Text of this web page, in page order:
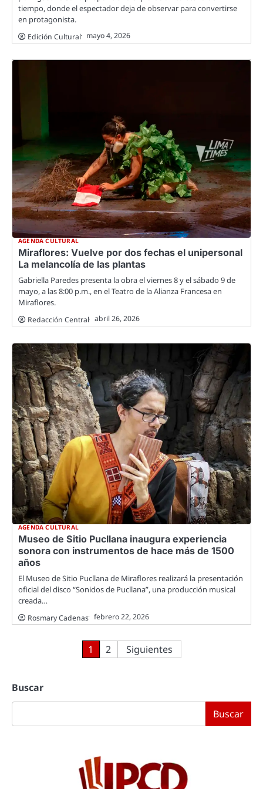
tiempo, donde el espectador deja de observar para convertirse
en protagonista.
Edición Cultural mayo 4, 2026
AGENDA CULTURAL
Miraflores: Vuelve por dos fechas el unipersonal
La melancolía de las plantas
Gabriella Paredes presenta la obra el viernes 8 y el sábado 9 de
mayo, a las 8:00 p.m., en el Teatro de la Alianza Francesa en
Miraflores.
Redacción Central abril 26, 2026
AGENDA CULTURAL
Museo de Sitio Pucllana inaugura experiencia
sonora con instrumentos de hace más de 1500
años
El Museo de Sitio Pucllana de Miraflores realizará la presentación
oficial del disco “Sonidos de Pucllana”, una producción musical
creada…
Rosmary Cadenas febrero 22, 2026
entradas
1 2 Siguientes
Buscar
Buscar